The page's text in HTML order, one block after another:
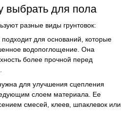
выбрать для пола
разные виды грунтовок:
для оснований, которые
водопоглощение. Она
более прочной перед
для улучшения сцепления
слоем материала. Ее
смесей, клеев, шпаклевок или